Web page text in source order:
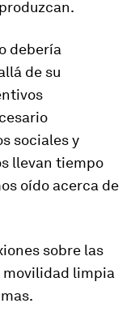
debería
de su
sociales y
llevan tiempo
oído acerca de
sobre las
movilidad limpia